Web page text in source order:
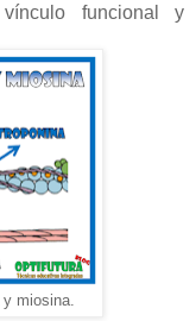
funcional y
miosina.